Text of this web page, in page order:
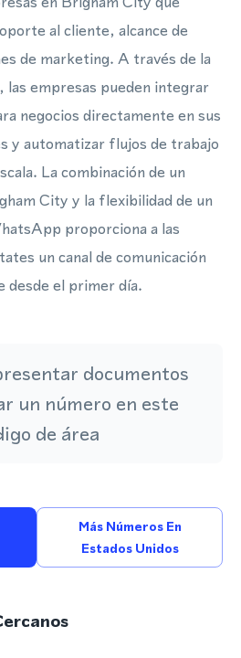
al cliente, alcance de
de marketing. A través de la
empresas pueden integrar
negocios directamente en sus
y automatizar flujos de trabajo
La combinación de un
City y la flexibilidad de un
proporciona a las
un canal de comunicación
desde el primer día.
documentos
un número en este
de área
Más Números En
Estados Unidos